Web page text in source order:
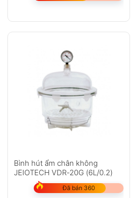
Bình hút ẩm chân không
JEIOTECH VDR-20G (6L/0.2)
Đã bán 360